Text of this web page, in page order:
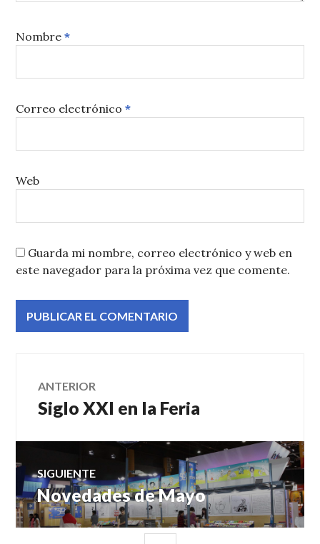
Nombre*
Correo electrónico*
Web
Guarda mi nombre, correo electrónico y web en
este navegador para la próxima vez que comente.
Navegación
de
entradas
ANTERIOR
Entrada
anterior:
Siglo XXI en la Feria
SIGUIENTE
Entrada
siguiente:
Novedades de Mayo